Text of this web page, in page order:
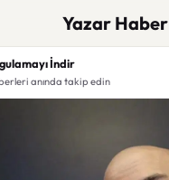
Yazar Haber
İndir
anında takip edin